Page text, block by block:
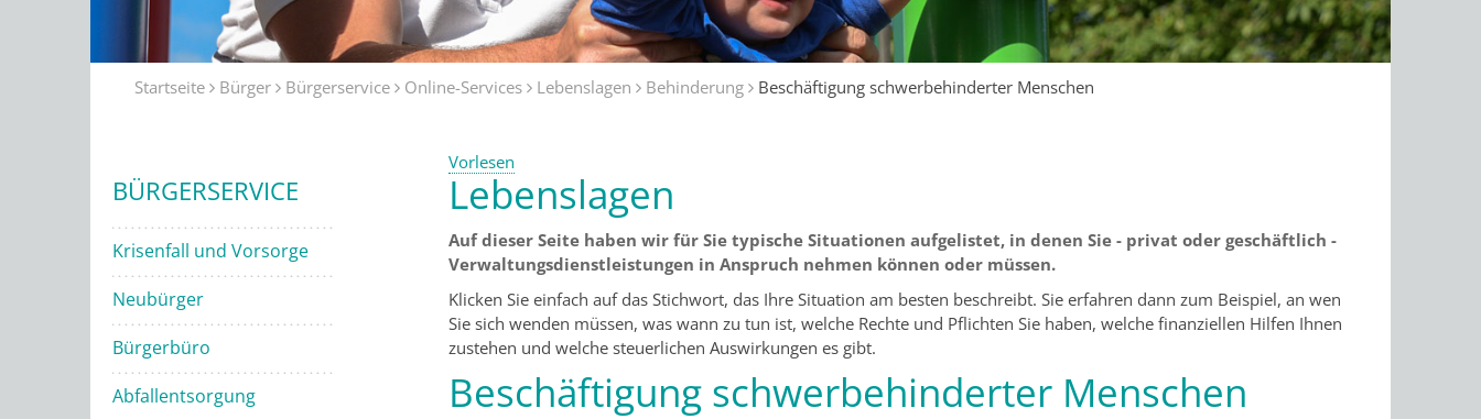
Startseite Bürger Bürgerservice Online-Services Lebenslagen Behinderung Beschäftigung schwerbehinderter Menschen
BÜRGERSERVICE
Krisenfall und Vorsorge
Neubürger
Bürgerbüro
Abfallentsorgung
Vorlesen
Lebenslagen
Auf dieser Seite haben wir für Sie typische Situationen aufgelistet, in denen Sie - privat oder geschäftlich -
Verwaltungsdienstleistungen in Anspruch nehmen können oder müssen.
Klicken Sie einfach auf das Stichwort, das Ihre Situation am besten beschreibt. Sie erfahren dann zum Beispiel, an wen
Sie sich wenden müssen, was wann zu tun ist, welche Rechte und Pflichten Sie haben, welche finanziellen Hilfen Ihnen
zustehen und welche steuerlichen Auswirkungen es gibt.
Beschäftigung schwerbehinderter Menschen